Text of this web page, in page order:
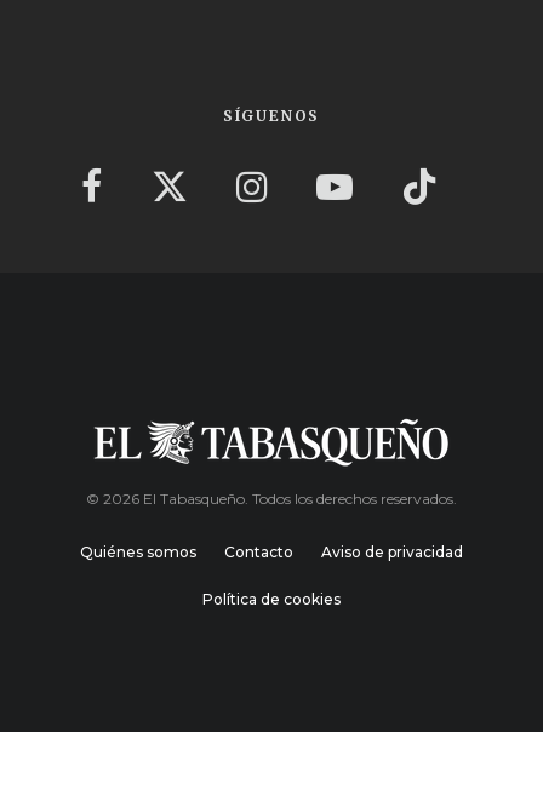
SÍGUENOS
© 2026 El Tabasqueño. Todos los derechos reservados.
Quiénes somos Contacto Aviso de privacidad
Política de cookies